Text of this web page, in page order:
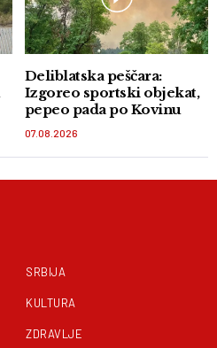
Deliblatska peščara:
Izgoreo sportski objekat,
pepeo pada po Kovinu
07.08.2026
SRBIJA
KULTURA
ZDRAVLJE